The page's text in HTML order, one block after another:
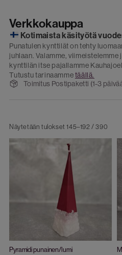
Verkkokauppa
Kotimaista käsityötä
Punatulen kynttilät on tehty
juhlaan. Valamme,
kynttilän itse pajallamme
Tutustu tarinaammetäällä.
Toimitus Postipaketti (1-3
Näytetään tulokset 145–192 / 390
Pyramidi punainen/lumi